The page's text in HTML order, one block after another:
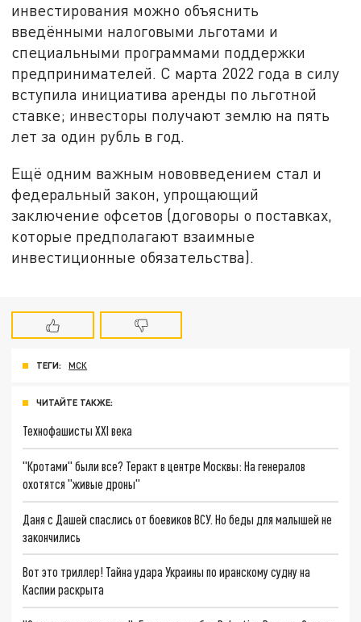
инвестирования можно объяснить
введёнными налоговыми льготами и
специальными программами поддержки
предпринимателей. С марта 2022 года в силу
вступила инициатива аренды по льготной
ставке; инвесторы получают землю на пять
лет за один рубль в год.
Ещё одним важным нововведением стал и
федеральный закон, упрощающий
заключение офсетов (договоры о поставках,
которые предполагают взаимные
инвестиционные обязательства).
ТЕГИ: МСК
ЧИТАЙТЕ ТАКЖЕ:
Технофашисты XXI века
"Кротами" были все? Теракт в центре Москвы: На генералов
охотятся "живые дроны"
Даня с Дашей спаслись от боевиков ВСУ. Но беды для малышей не
закончились
Вот это триллер! Тайна удара Украины по иранскому судну на
Каспии раскрыта